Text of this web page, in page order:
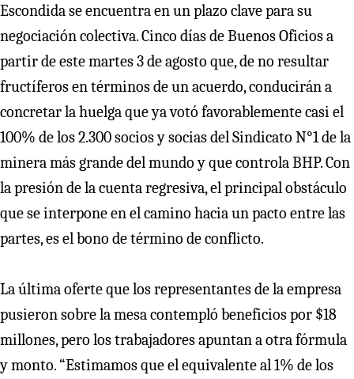
Escondida se encuentra en un plazo clave para su
negociación colectiva. Cinco días de Buenos Oficios a
partir de este martes 3 de agosto que, de no resultar
fructíferos en términos de un acuerdo, conducirán a
concretar la huelga que ya votó favorablemente casi el
100% de los 2.300 socios y socias del Sindicato N°1 de la
minera más grande del mundo y que controla BHP. Con
la presión de la cuenta regresiva, el principal obstáculo
que se interpone en el camino hacia un pacto entre las
partes, es el bono de término de conflicto.
La última oferte que los representantes de la empresa
pusieron sobre la mesa contempló beneficios por $18
millones, pero los trabajadores apuntan a otra fórmula
y monto. “Estimamos que el equivalente al 1% de los